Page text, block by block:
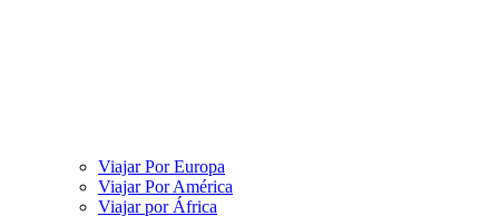
Viajar Por Europa
Viajar Por América
Viajar por África